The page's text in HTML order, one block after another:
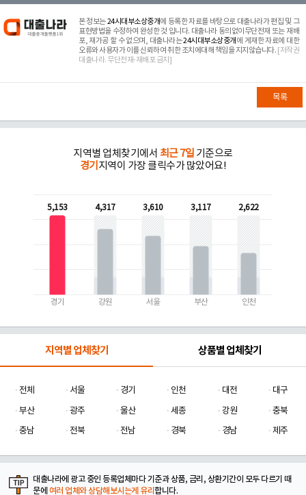
본 정보는24시대부소상중개에 등록한 자료를 바탕으로 대출나라가 편집 및 그
표현방법을 수정하여 완성한 것 입니다. 대출나라 동의없이무단전재 또는 재배
포, 재가공 할 수 없으며, 대출나라는24시대부소상중개 에 게재한 자료에 대한
오류와 사용자가 이를 신뢰하여 취한 조치에대해 책임을 지지않습니다. [저작권
대출나라. 무단전재-재배포 금지]
목록
지역별 업체찾기에서 최근 7일 기준으로
경기 지역이 가장 클릭수가 많았어요!
5,153
경기
4,317
강원
3,610
서울
3,117
부산
2,622
인천
지역별 업체찾기 상품별 업체찾기
전체 서울 경기 인천 대전
대구
부산
광주 울산 세종 강원
충북
충남
전북 전남 경북 경남 제주
대출나라에 광고 중인 등록업체마다 기준과 상품, 금리, 상환기간이 모두 다르기 때
문에 여러 업체와 상담해보시는게 유리합니다.